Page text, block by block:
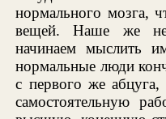
нормального мозга,
вещей. Наше же
начинаем мыслить
нормальные люди
с первого же абцуга,
самостоятельную